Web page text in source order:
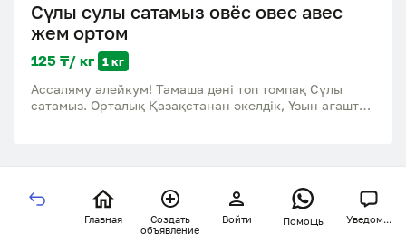
Сүлы сулы сатамыз овёс овес авес
жем ортом
125 ₸/ кг 1 кг
Ассаляму алейкум! Тамаша дәні топ томпақ Сүлы
сатамыз. Орталық Қазақстанан әкелдік, Ұзын ағашта
Главная
Создать
объявление
Войти Помощь Уведом...